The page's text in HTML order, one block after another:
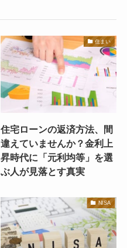
住まい
住宅ローンの返済方法、間
違えていませんか？金利上
昇時代に「元利均等」を選
ぶ人が見落とす真実
NISA